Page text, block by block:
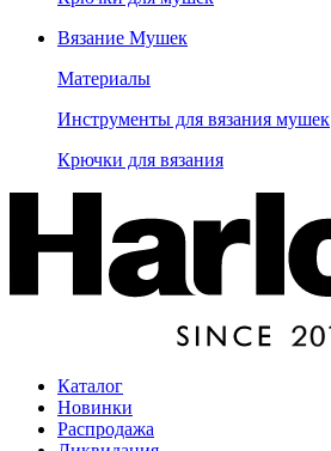
Вязание Мушек
Материалы
Инструменты для вязания мушек
Крючки для вязания
Каталог
Новинки
Распродажа